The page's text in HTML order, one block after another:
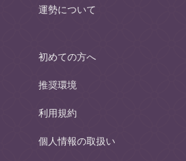
運勢について
初めての方へ
推奨環境
利用規約
個人情報の取扱い